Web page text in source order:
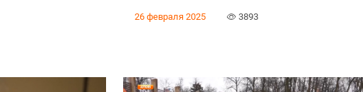
26 февраля 2025 3893